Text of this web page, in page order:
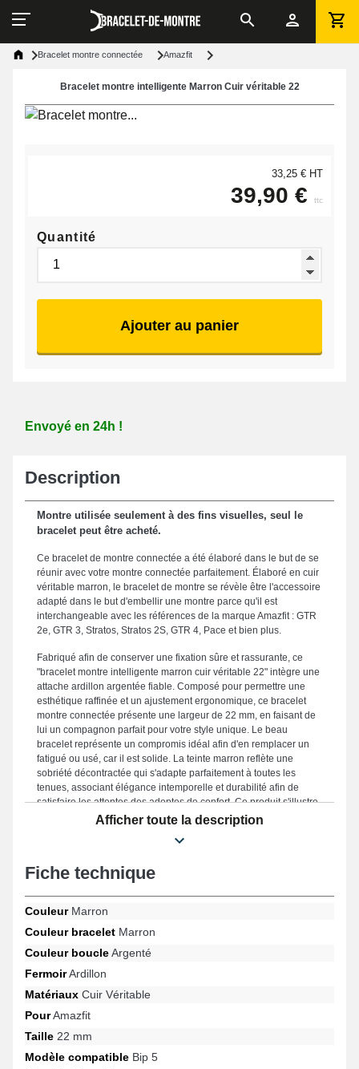
Bracelet montre connectée Amazfit
Bracelet montre intelligente Marron Cuir véritable 22
33,25 € HT
39,90 € ttc
Quantité
Ajouter au panier
Envoyé en 24h !
Description
Montre utilisée seulement à des fins visuelles, seul le
bracelet peut être acheté.
Ce bracelet de montre connectée a été élaboré dans le but de se
réunir avec votre montre connectée parfaitement. Élaboré en cuir
véritable marron, le bracelet de montre se révèle être l'accessoire
adapté dans le but d'embellir une montre parce qu'il est
interchangeable avec les références de la marque Amazfit : GTR
2e, GTR 3, Stratos, Stratos 2S, GTR 4, Pace et bien plus.
Fabriqué afin de conserver une fixation sûre et rassurante, ce
"bracelet montre intelligente marron cuir véritable 22" intègre une
attache ardillon argentée fiable. Composé pour permettre une
esthétique raffinée et un ajustement ergonomique, ce bracelet
montre connectée présente une largeur de 22 mm, en faisant de
lui un compagnon parfait pour votre style unique. Le beau
bracelet représente un compromis idéal afin d'en remplacer un
fatigué ou usé, car il est solide. La teinte marron reflète une
sobriété décontractée qui s'adapte parfaitement à toutes les
tenues, associant élégance intemporelle et durabilité afin de
satisfaire les attentes des adeptes de confort. Ce produit s'illustre
grâce à une attache ardillon fiable, et sa compatibilité pour les
modèles GTR 2, GTR 4, Stratos 2, Stratos, Cheetah Pro, GTR
47mm et beaucoup d'autres de la marque Amazfit. Avec l'aide de
idéalement à une sélection diversifiée pour un usage polyvalent.
Afficher toute la description
Fiche technique
CouleurMarron
Couleur bracelet Marron
Couleur boucleArgenté
FermoirArdillon
Matériaux Cuir Véritable
PourAmazfit
Taille 22 mm
Modèle compatible Bip 5